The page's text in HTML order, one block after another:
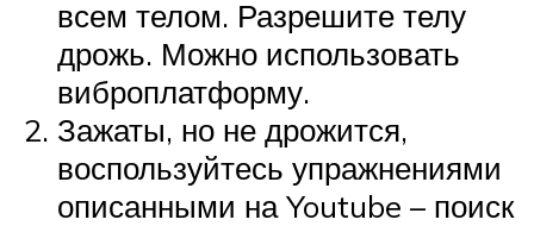
всем телом. Разрешите телу
дрожь. Можно использовать
виброплатформу.
Зажаты, но не дрожится,
воспользуйтесь упражнениями
описанными на Youtube – поиск